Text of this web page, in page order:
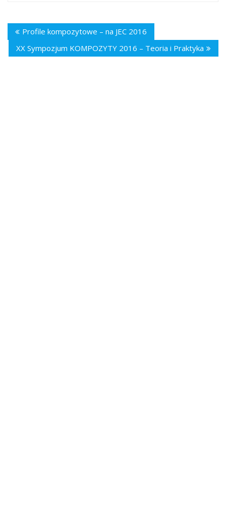
Profile kompozytowe – na JEC 2016
XX Sympozjum KOMPOZYTY 2016 – Teoria i Praktyka